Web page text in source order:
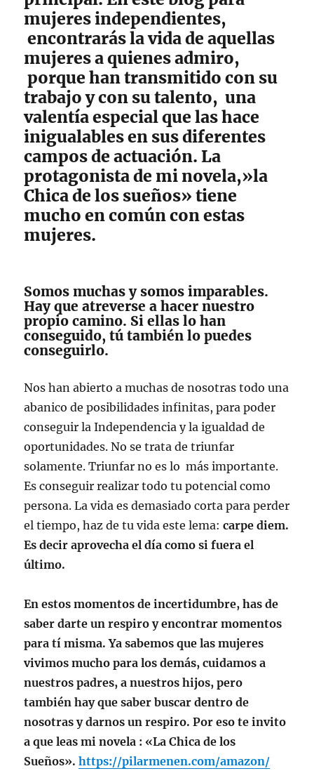
mujeres independientes,
encontrarás la vida de aquellas
mujeres a quienes admiro,
porque han transmitido con su
trabajo y con su talento, una
valentía especial que las hace
inigualables en sus diferentes
campos de actuación. La
protagonista de mi novela,»la
Chica de los sueños» tiene
mucho en común con estas
mujeres.
Somos muchas y somos imparables.
Hay que atreverse a hacer nuestro
propio camino. Si ellas lo han
conseguido, tú también lo puedes
conseguirlo.
Nos han abierto a muchas de nosotras todo una
abanico de posibilidades infinitas, para poder
conseguir la Independencia y la igualdad de
oportunidades. No se trata de triunfar
solamente. Triunfar no es lo más importante.
Es conseguir realizar todo tu potencial como
persona. La vida es demasiado corta para perder
el tiempo, haz de tu vida este lema:carpe diem.
Es decir aprovecha el día como si fuera el
último.
En estos momentos de incertidumbre, has de
saber darte un respiro y encontrar momentos
para tí misma. Ya sabemos que las mujeres
vivimos mucho para los demás, cuidamos a
nuestros padres, anuestros hijos, pero
también hay que saber buscar dentro de
nosotras y darnos un respiro. Por eso te invito
a que leas mi novela : «La Chica de los
Sueños».https://pilarmenen.com/amazon/